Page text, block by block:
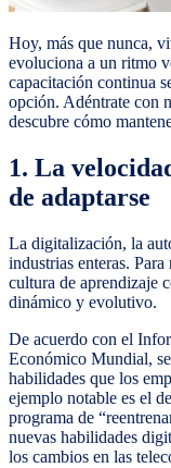
Hoy, más que nunca,
evoluciona a un ritmo
capacitación continua
opción. Adéntrate con
descubre cómo
1. La
de adaptarse
La digitalización, la
industrias enteras.
cultura de aprendizaje
dinámico y evolutivo.
De acuerdo con el
Económico Mundial,
habilidades que los
ejemplo notable es el
programa de
nuevas habilidades
los cambios en las